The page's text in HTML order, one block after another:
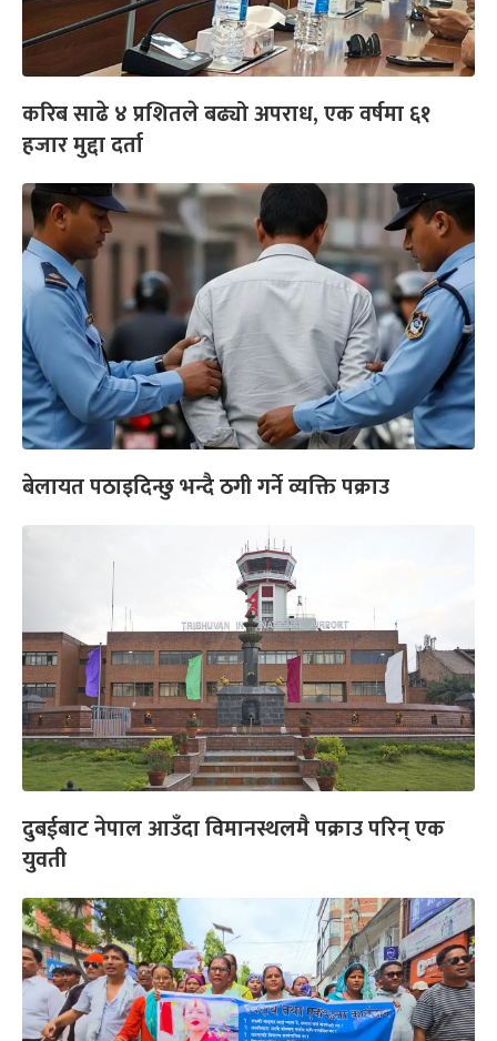
करिब साढे ४ प्रशितले बढ्यो अपराध, एक वर्षमा ६१
हजार मुद्दा दर्ता
बेलायत पठाइदिन्छु भन्दै ठगी गर्ने व्यक्ति पक्राउ
दुबईबाट नेपाल आउँदा विमानस्थलमै पक्राउ परिन् एक
युवती